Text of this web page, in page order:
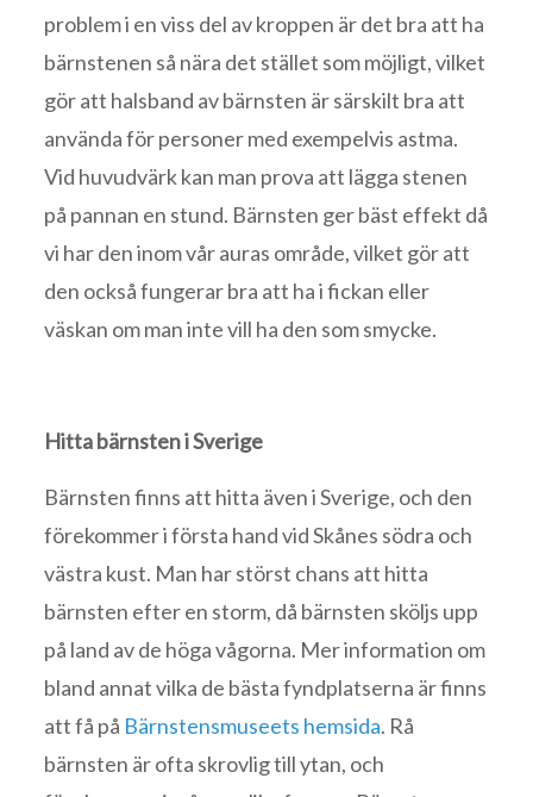
problem i en viss del av kroppen är det bra att ha
bärnstenen så nära det stället som möjligt, vilket
gör att halsband av bärnsten är särskilt bra att
använda för personer med exempelvis astma.
Vid huvudvärk kan man prova att lägga stenen
på pannan en stund. Bärnsten ger bäst effekt då
vi har den inom vår auras område, vilket gör att
den också fungerar bra att ha i fickan eller
väskan om man inte vill ha den som smycke.
Hitta bärnsten i Sverige
Bärnsten finns att hitta även i Sverige, och den
förekommer i första hand vid Skånes södra och
västra kust. Man har störst chans att hitta
bärnsten efter en storm, då bärnsten sköljs upp
på land av de höga vågorna. Mer information om
bland annat vilka de bästa fyndplatserna är finns
att få på Bärnstensmuseets hemsida. Rå
bärnsten är ofta skrovlig till ytan, och